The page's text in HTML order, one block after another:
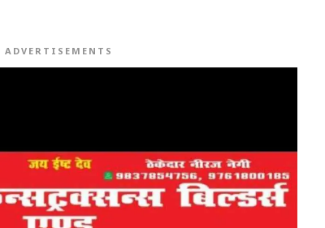
ADVERTISEMENTS